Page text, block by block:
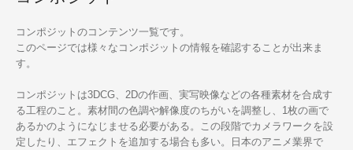
コンポジットのコンテンツ一覧です。
このページでは様々なコンポジットの情報を確認することが出来ま
す。
コンポジットは3DCG、2Dの作画、実写映像などの各種素材を合成す
る工程のこと。素材間の色調や解像度のちがいを調整し、1枚の画で
あるかのようになじませる必要がある。この段階でカメラワークを設
定したり、エフェクトを追加する場合も多い。日本のアニメ業界で